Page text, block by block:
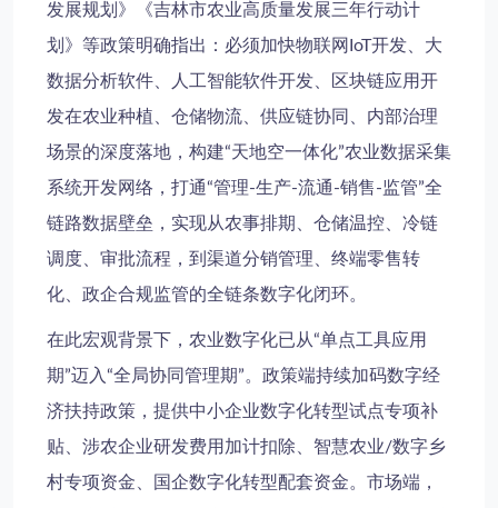
发展规划》《吉林市农业高质量发展三年行动计
划》等政策明确指出：必须加快物联网IoT开发、大
数据分析软件、人工智能软件开发、区块链应用开
发在农业种植、仓储物流、供应链协同、内部治理
场景的深度落地，构建“天地空一体化”农业数据采集
系统开发网络，打通“管理-生产-流通-销售-监管”全
链路数据壁垒，实现从农事排期、仓储温控、冷链
调度、审批流程，到渠道分销管理、终端零售转
化、政企合规监管的全链条数字化闭环。
在此宏观背景下，农业数字化已从“单点工具应用
期”迈入“全局协同管理期”。政策端持续加码数字经
济扶持政策，提供中小企业数字化转型试点专项补
贴、涉农企业研发费用加计扣除、智慧农业/数字乡
村专项资金、国企数字化转型配套资金。市场端，